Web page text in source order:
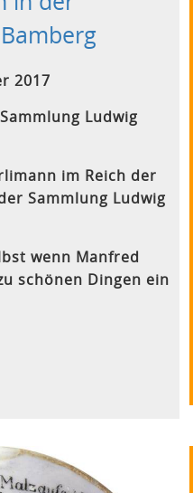
2017
Ludwig
im Reich der
Sammlung Ludwig
wenn Manfred
schönen Dingen ein